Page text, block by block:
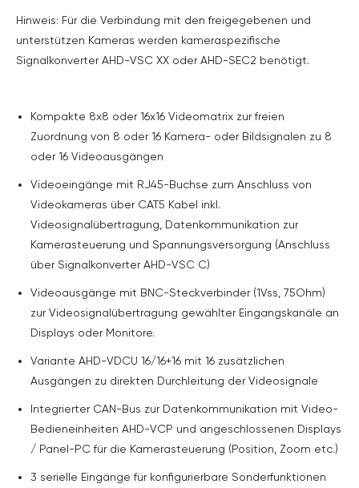
Hinweis: Für die Verbindung mit den freigegebenen und
unterstützen Kameras werden kameraspezifische
Signalkonverter AHD-VSC XX oder AHD-SEC2 benötigt.
Kompakte 8x8 oder 16x16 Videomatrix zur freien
Zuordnung von 8 oder 16 Kamera- oder Bildsignalen zu 8
oder 16 Videoausgängen
Videoeingänge mit RJ45-Buchse zum Anschluss von
Videokameras über CAT5 Kabel inkl.
Videosignalübertragung, Datenkommunikation zur
Kamerasteuerung und Spannungsversorgung (Anschluss
über Signalkonverter AHD-VSC C)
Videoausgänge mit BNC-Steckverbinder (1Vss, 75Ohm)
zur Videosignalübertragung gewählter Eingangskanäle an
Displays oder Monitore.
Variante AHD-VDCU 16/16+16 mit 16 zusätzlichen
Ausgängen zu direkten Durchleitung der Videosignale
Integrierter CAN-Bus zur Datenkommunikation mit Video-
Bedieneinheiten AHD-VCP und angeschlossenen Displays
/ Panel-PC für die Kamerasteuerung (Position, Zoom etc.)
3 serielle Eingänge für konfigurierbare Sonderfunktionen